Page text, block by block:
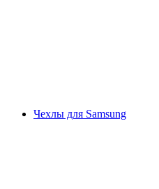
Чехлы для Samsung